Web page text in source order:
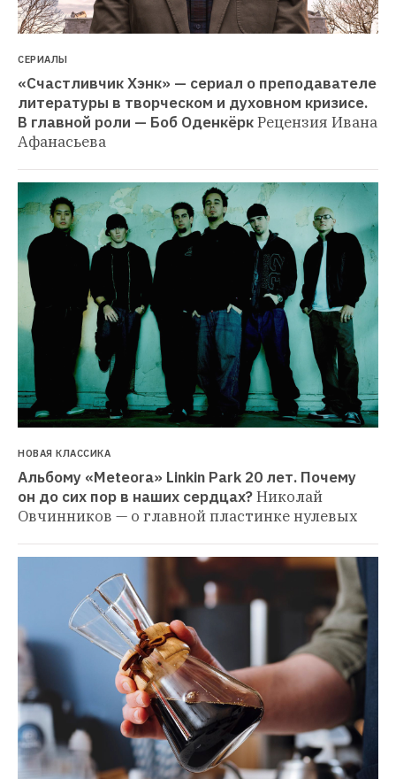
СЕРИАЛЫ
«Счастливчик Хэнк» — сериал о преподавателе
литературы в творческом и духовном кризисе.
В главной роли — Боб ОденкёркРецензия Ивана
Афанасьева
НОВАЯ КЛАССИКА
Альбому «Meteora» Linkin Park 20 лет. Почему
он до сих пор в наших сердцах?Николай
Овчинников — о главной пластинке нулевых